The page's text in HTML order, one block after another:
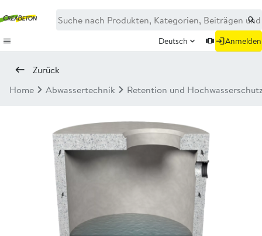
Deutsch Anmelden
Zurück
Home
Abwassertechnik Retention und